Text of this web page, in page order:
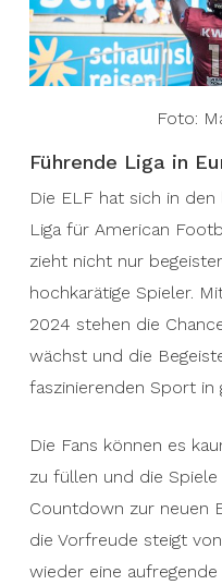
Foto:
Führende Liga in
Die ELF hat sich in
Liga für American
zieht nicht nur
hochkarätige Spieler.
2024 stehen die
wächst und die
faszinierenden Sport in
Die Fans können es
zu füllen und die
Countdown zur neuen
die Vorfreude steigt
wieder eine